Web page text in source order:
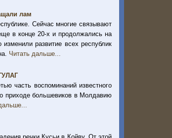
лам
Сейчас многие связывают
в конце 20-х и продолжались на
развитие всех республик
Читать дальше...
часть воспоминаний известного
приходе большевиков в Молдавию